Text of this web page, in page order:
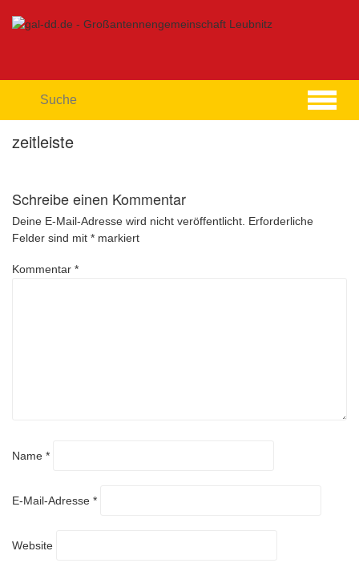
zeitleiste
Schreibe einen Kommentar
Deine E-Mail-Adresse wird nicht veröffentlicht. Erforderliche
Felder sind mit * markiert
Kommentar *
Name *
E-Mail-Adresse *
Website